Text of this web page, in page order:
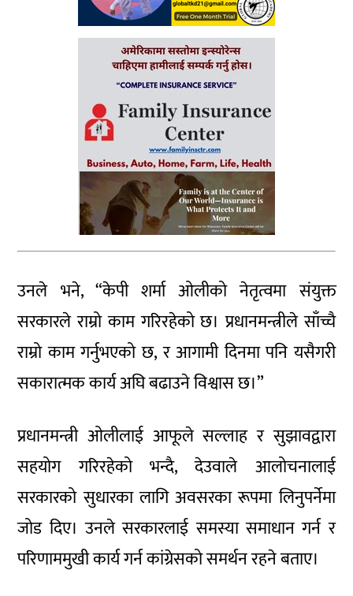
उनले भने, “केपी शर्मा ओलीको नेतृत्वमा संयुक्त
सरकारले राम्रो काम गरिरहेको छ। प्रधानमन्त्रीले साँच्चै
राम्रो काम गर्नुभएको छ, र आगामी दिनमा पनि यसैगरी
सकारात्मक कार्य अघि बढाउने विश्वास छ।”
प्रधानमन्त्री ओलीलाई आफूले सल्लाह र सुझावद्वारा
सहयोग गरिरहेको भन्दै, देउवाले आलोचनालाई
सरकारको सुधारका लागि अवसरका रूपमा लिनुपर्नेमा
जोड दिए। उनले सरकारलाई समस्या समाधान गर्न र
परिणाममुखी कार्य गर्न कांग्रेसको समर्थन रहने बताए।